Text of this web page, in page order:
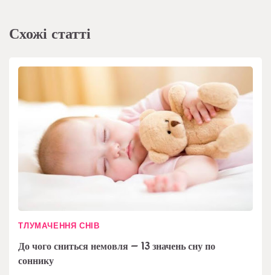
Схожі статті
ТЛУМАЧЕННЯ СНІВ
До чого сниться немовля – 13 значень сну по
соннику